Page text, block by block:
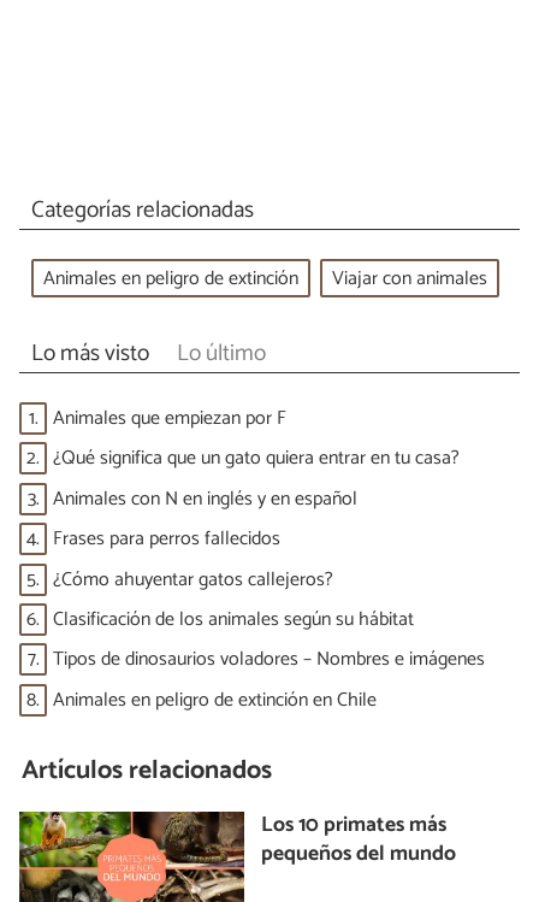
Categorías relacionadas
Animales en peligro de extinción Viajar con animales
Lo más visto Lo último
1. Animales que empiezan por F
2. ¿Qué significa que un gato quiera entrar en tu casa?
3. Animales con N en inglés y en español
4. Frases para perros fallecidos
5. ¿Cómo ahuyentar gatos callejeros?
6. Clasificación de los animales según su hábitat
7. Tipos de dinosaurios voladores – Nombres e imágenes
8. Animales en peligro de extinción en Chile
Artículos relacionados
Los 10 primates más
pequeños del mundo